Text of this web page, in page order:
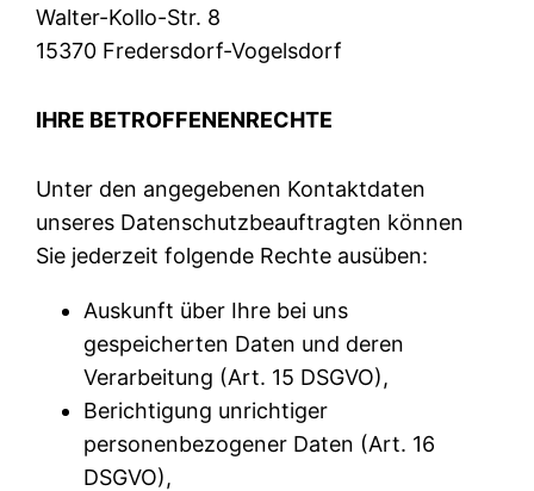
Walter-Kollo-Str. 8
15370 Fredersdorf-Vogelsdorf
IHRE BETROFFENENRECHTE
Unter den angegebenen Kontaktdaten
unseres Datenschutzbeauftragten können
Sie jederzeit folgende Rechte ausüben:
Auskunft über Ihre bei uns
gespeicherten Daten und deren
Verarbeitung (Art. 15 DSGVO),
Berichtigung unrichtiger
personenbezogener Daten (Art. 16
DSGVO),